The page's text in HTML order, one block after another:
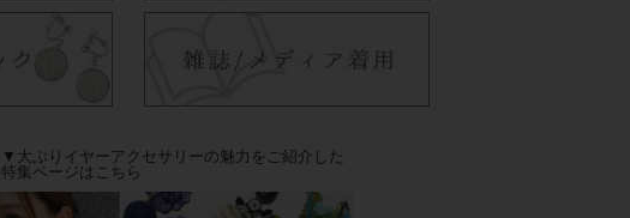
▼大ぶりイヤーアクセサリーの魅力をご紹介した
特集ページはこちら